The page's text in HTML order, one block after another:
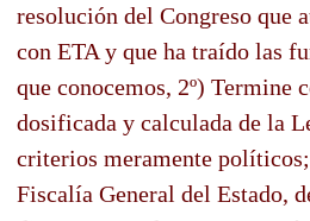
resolución del Congreso que
con ETA y que ha traído las
que conocemos, 2º) Termine
dosificada y calculada de la
criterios meramente
Fiscalía General del Estado,